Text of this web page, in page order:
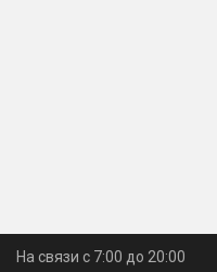
На связи с 7:00 до 20:00